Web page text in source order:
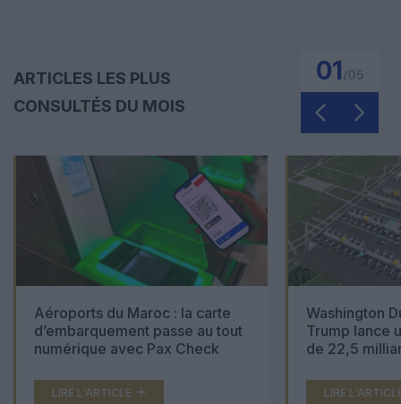
ARTICLES LES PLUS
CONSULTÉS DU MOIS
01
Aéroports du Maroc : la carte
d’embarquement passe au tout
numérique avec Pax Check
LIRE L'ARTICLE
Washington
Trump lance
de 22,5
LIRE